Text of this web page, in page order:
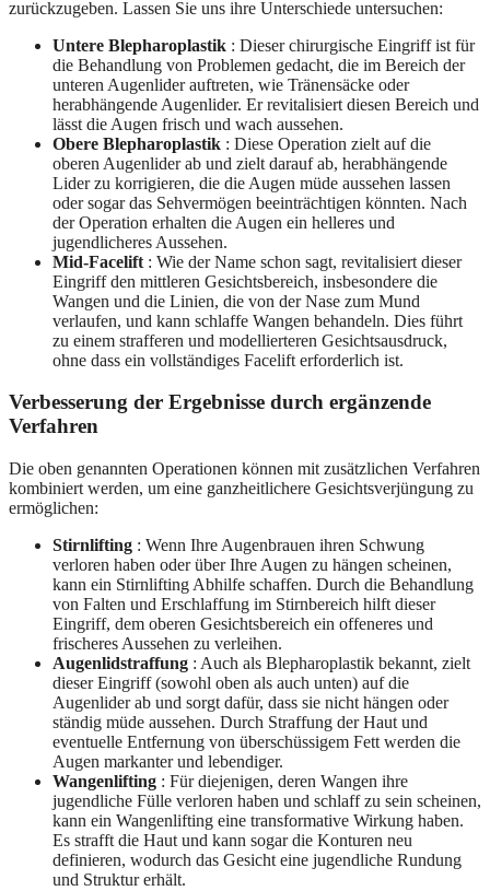
zurückzugeben. Lassen Sie uns ihre Unterschiede untersuchen:
Untere Blepharoplastik : Dieser chirurgische Eingriff ist für
die Behandlung von Problemen gedacht, die im Bereich der
unteren Augenlider auftreten, wie Tränensäcke oder
herabhängende Augenlider. Er revitalisiert diesen Bereich und
lässt die Augen frisch und wach aussehen.
Obere Blepharoplastik : Diese Operation zielt auf die
oberen Augenlider ab und zielt darauf ab, herabhängende
Lider zu korrigieren, die die Augen müde aussehen lassen
oder sogar das Sehvermögen beeinträchtigen könnten. Nach
der Operation erhalten die Augen ein helleres und
jugendlicheres Aussehen.
Mid-Facelift : Wie der Name schon sagt, revitalisiert dieser
Eingriff den mittleren Gesichtsbereich, insbesondere die
Wangen und die Linien, die von der Nase zum Mund
verlaufen, und kann schlaffe Wangen behandeln. Dies führt
zu einem strafferen und modellierteren Gesichtsausdruck,
ohne dass ein vollständiges Facelift erforderlich ist.
Verbesserung der Ergebnisse durch ergänzende
Verfahren
Die oben genannten Operationen können mit zusätzlichen Verfahren
kombiniert werden, um eine ganzheitlichere Gesichtsverjüngung zu
ermöglichen:
Stirnlifting : Wenn Ihre Augenbrauen ihren Schwung
verloren haben oder über Ihre Augen zu hängen scheinen,
kann ein Stirnlifting Abhilfe schaffen. Durch die Behandlung
von Falten und Erschlaffung im Stirnbereich hilft dieser
Eingriff, dem oberen Gesichtsbereich ein offeneres und
frischeres Aussehen zu verleihen.
Augenlidstraffung : Auch als Blepharoplastik bekannt, zielt
dieser Eingriff (sowohl oben als auch unten) auf die
Augenlider ab und sorgt dafür, dass sie nicht hängen oder
ständig müde aussehen. Durch Straffung der Haut und
eventuelle Entfernung von überschüssigem Fett werden die
Augen markanter und lebendiger.
Wangenlifting : Für diejenigen, deren Wangen ihre
jugendliche Fülle verloren haben und schlaff zu sein scheinen,
kann ein Wangenlifting eine transformative Wirkung haben.
Es strafft die Haut und kann sogar die Konturen neu
definieren, wodurch das Gesicht eine jugendliche Rundung
und Struktur erhält.